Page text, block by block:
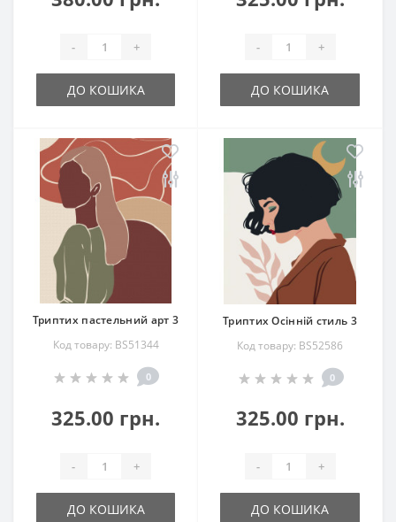
- +
ДО КОШИКА
- +
ДО КОШИКА
Триптих пастельний арт 3
Код товару: BS51344
0
325.00 грн.
- +
ДО КОШИКА
Триптих Осінній стиль 3
Код товару: BS52586
0
325.00 грн.
- +
ДО КОШИКА